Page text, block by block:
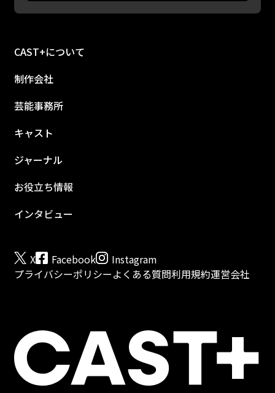
CAST+について
制作会社
芸能事務所
キャスト
ジャーナル
お役立ち情報
インタビュー
X Facebook
Instagram
プライバシーポリシーよくある質問利用規約運営会社